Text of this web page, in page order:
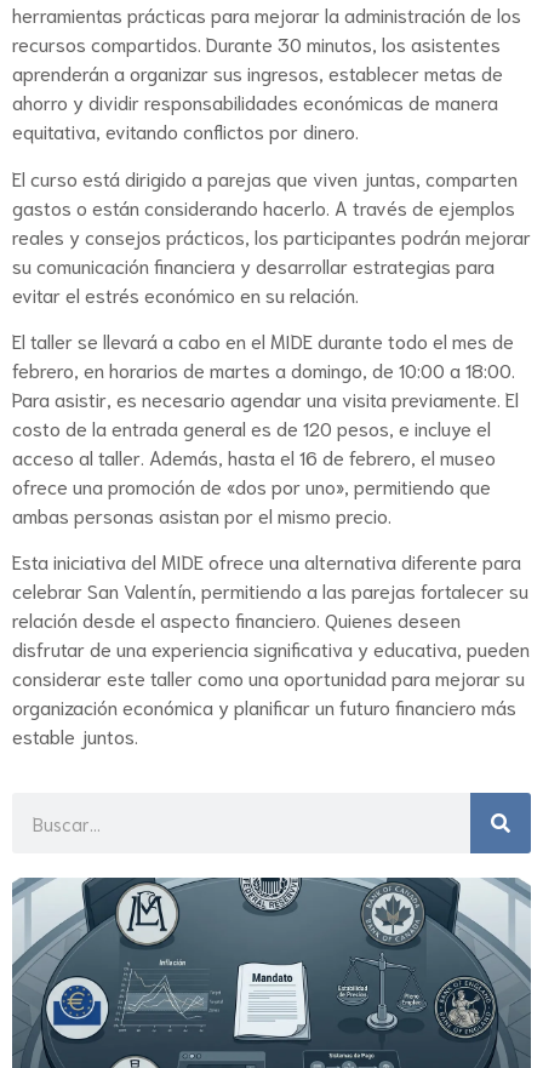
herramientas prácticas para mejorar la administración de los
recursos compartidos. Durante 30 minutos, los asistentes
aprenderán a organizar sus ingresos, establecer metas de
ahorro y dividir responsabilidades económicas de manera
equitativa, evitando conflictos por dinero.
El curso está dirigido a parejas que viven juntas, comparten
gastos o están considerando hacerlo. A través de ejemplos
reales y consejos prácticos, los participantes podrán mejorar
su comunicación financiera y desarrollar estrategias para
evitar el estrés económico en su relación.
El taller se llevará a cabo en el MIDE durante todo el mes de
febrero, en horarios de martes a domingo, de 10:00 a 18:00.
Para asistir, es necesario agendar una visita previamente. El
costo de la entrada general es de 120 pesos, e incluye el
acceso al taller. Además, hasta el 16 de febrero, el museo
ofrece una promoción de «dos por uno», permitiendo que
ambas personas asistan por el mismo precio.
Esta iniciativa del MIDE ofrece una alternativa diferente para
celebrar San Valentín, permitiendo a las parejas fortalecer su
relación desde el aspecto financiero. Quienes deseen
disfrutar de una experiencia significativa y educativa, pueden
considerar este taller como una oportunidad para mejorar su
organización económica y planificar un futuro financiero más
estable juntos.